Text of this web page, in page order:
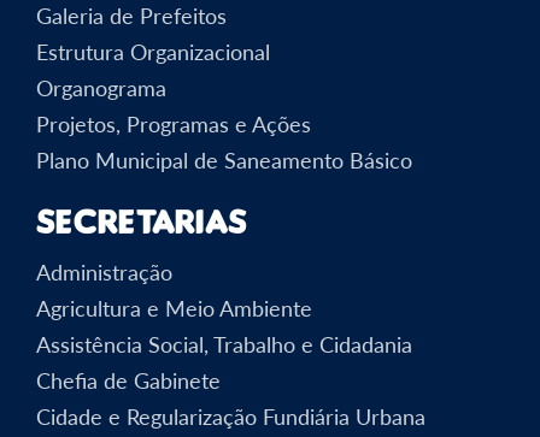
Galeria de Prefeitos
Estrutura Organizacional
Organograma
Projetos, Programas e Ações
Plano Municipal de Saneamento Básico
Secretarias
Administração
Agricultura e Meio Ambiente
Assistência Social, Trabalho e Cidadania
Chefia de Gabinete
Cidade e Regularização Fundiária Urbana